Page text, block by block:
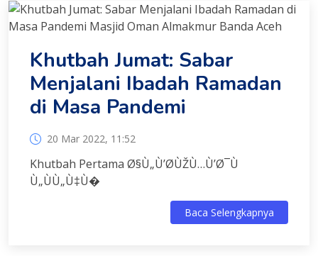
Khutbah Jumat: Sabar
Menjalani Ibadah Ramadan
di Masa Pandemi
20 Mar 2022, 11:52
Khutbah Pertama Ø§Ù„Ù’Ø­ÙŽÙ…Ù’Ø¯Ù
Ù„ÙÙ„Ù‡Ù�
Baca Selengkapnya